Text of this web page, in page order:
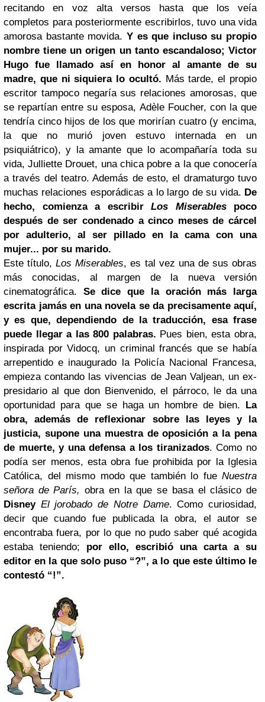
recitando en voz alta versos hasta que los veía
completos para posteriormente escribirlos, tuvo una vida
amorosa bastante movida. Y es que incluso su propio
nombre tiene un origen un tanto escandaloso; Victor
Hugo fue llamado así en honor al amante de su
madre, que ni siquiera lo ocultó. Más tarde, el propio
escritor tampoco negaría sus relaciones amorosas, que
se repartían entre su esposa, Adèle Foucher, con la que
tendría cinco hijos de los que morirían cuatro (y encima,
la que no murió joven estuvo internada en un
psiquiátrico), y la amante que lo acompañaría toda su
vida, Julliette Drouet, una chica pobre a la que conocería
a través del teatro. Además de esto, el dramaturgo tuvo
muchas relaciones esporádicas a lo largo de su vida. De
hecho, comienza a escribir Los Miserablespoco
después de ser condenado a cinco meses de cárcel
por adulterio, al ser pillado en la cama con una
mujer... por su marido.
Este título, Los Miserables, es tal vez una de sus obras
más conocidas, al margen de la nueva versión
cinematográfica. Se dice que la oración más larga
escrita jamás en una novela se da precisamente aquí,
y es que, dependiendo de la traducción, esa frase
puede llegar a las 800 palabras. Pues bien, esta obra,
inspirada por Vidocq, un criminal francés que se había
arrepentido e inaugurado la Policía Nacional Francesa,
empieza contando las vivencias de Jean Valjean, un ex-
presidario al que don Bienvenido, el párroco, le da una
oportunidad para que se haga un hombre de bien. La
obra, además de reflexionar sobre las leyes y la
justicia, supone una muestra de oposición a la pena
de muerte, y una defensa a los tiranizados. Como no
podía ser menos, esta obra fue prohibida por la Iglesia
Católica, del mismo modo que también lo fue Nuestra
señora de París,obra en la que se basa el clásico de
Disney El jorobado de Notre Dame. Como curiosidad,
decir que cuando fue publicada la obra, el autor se
encontraba fuera, por lo que no pudo saber qué acogida
estaba teniendo; por ello, escribió una carta a su
editor en la que solo puso “?”, a lo que este último le
contestó “!”.